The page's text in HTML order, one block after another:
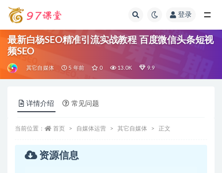
登录
最新白杨SEO精准引流实战教程 百度微信头条短视
频SEO
其它自媒体 5 年前 0 13.0K 9.9
详情介绍 常见问题
当前位置： 首页 自媒体运营 其它自媒体 正文
资源信息